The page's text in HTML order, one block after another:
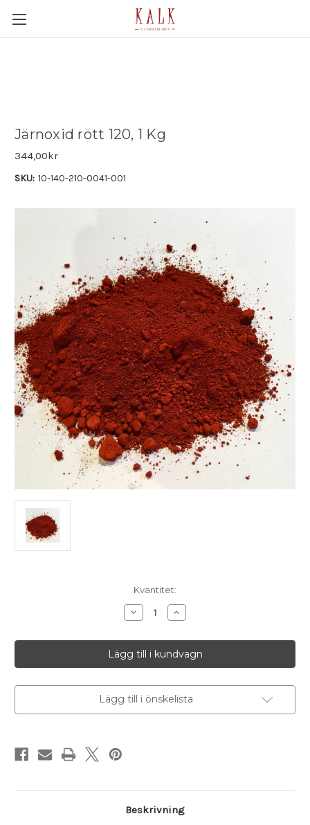
Järnoxid rött 120, 1 Kg
344,00kr
SKU: 10-140-210-0041-001
Kvantitet:
Minska
antalet
rött
120,
1
Kg
Öka
antalet
rött
120,
1
Kg
Lägg till i önskelista
Beskrivning